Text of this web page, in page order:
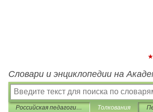
Словари и энциклопедии на
Российская педагогическая энциклопедия Толкования